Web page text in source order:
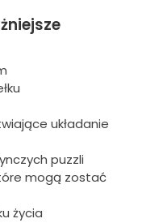
układanie
puzzli
mogą zostać
życia